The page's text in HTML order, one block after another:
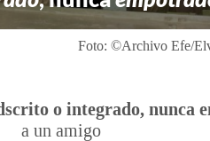
Foto: ©Archivo Efe/
o integrado, nunca
a un amigo